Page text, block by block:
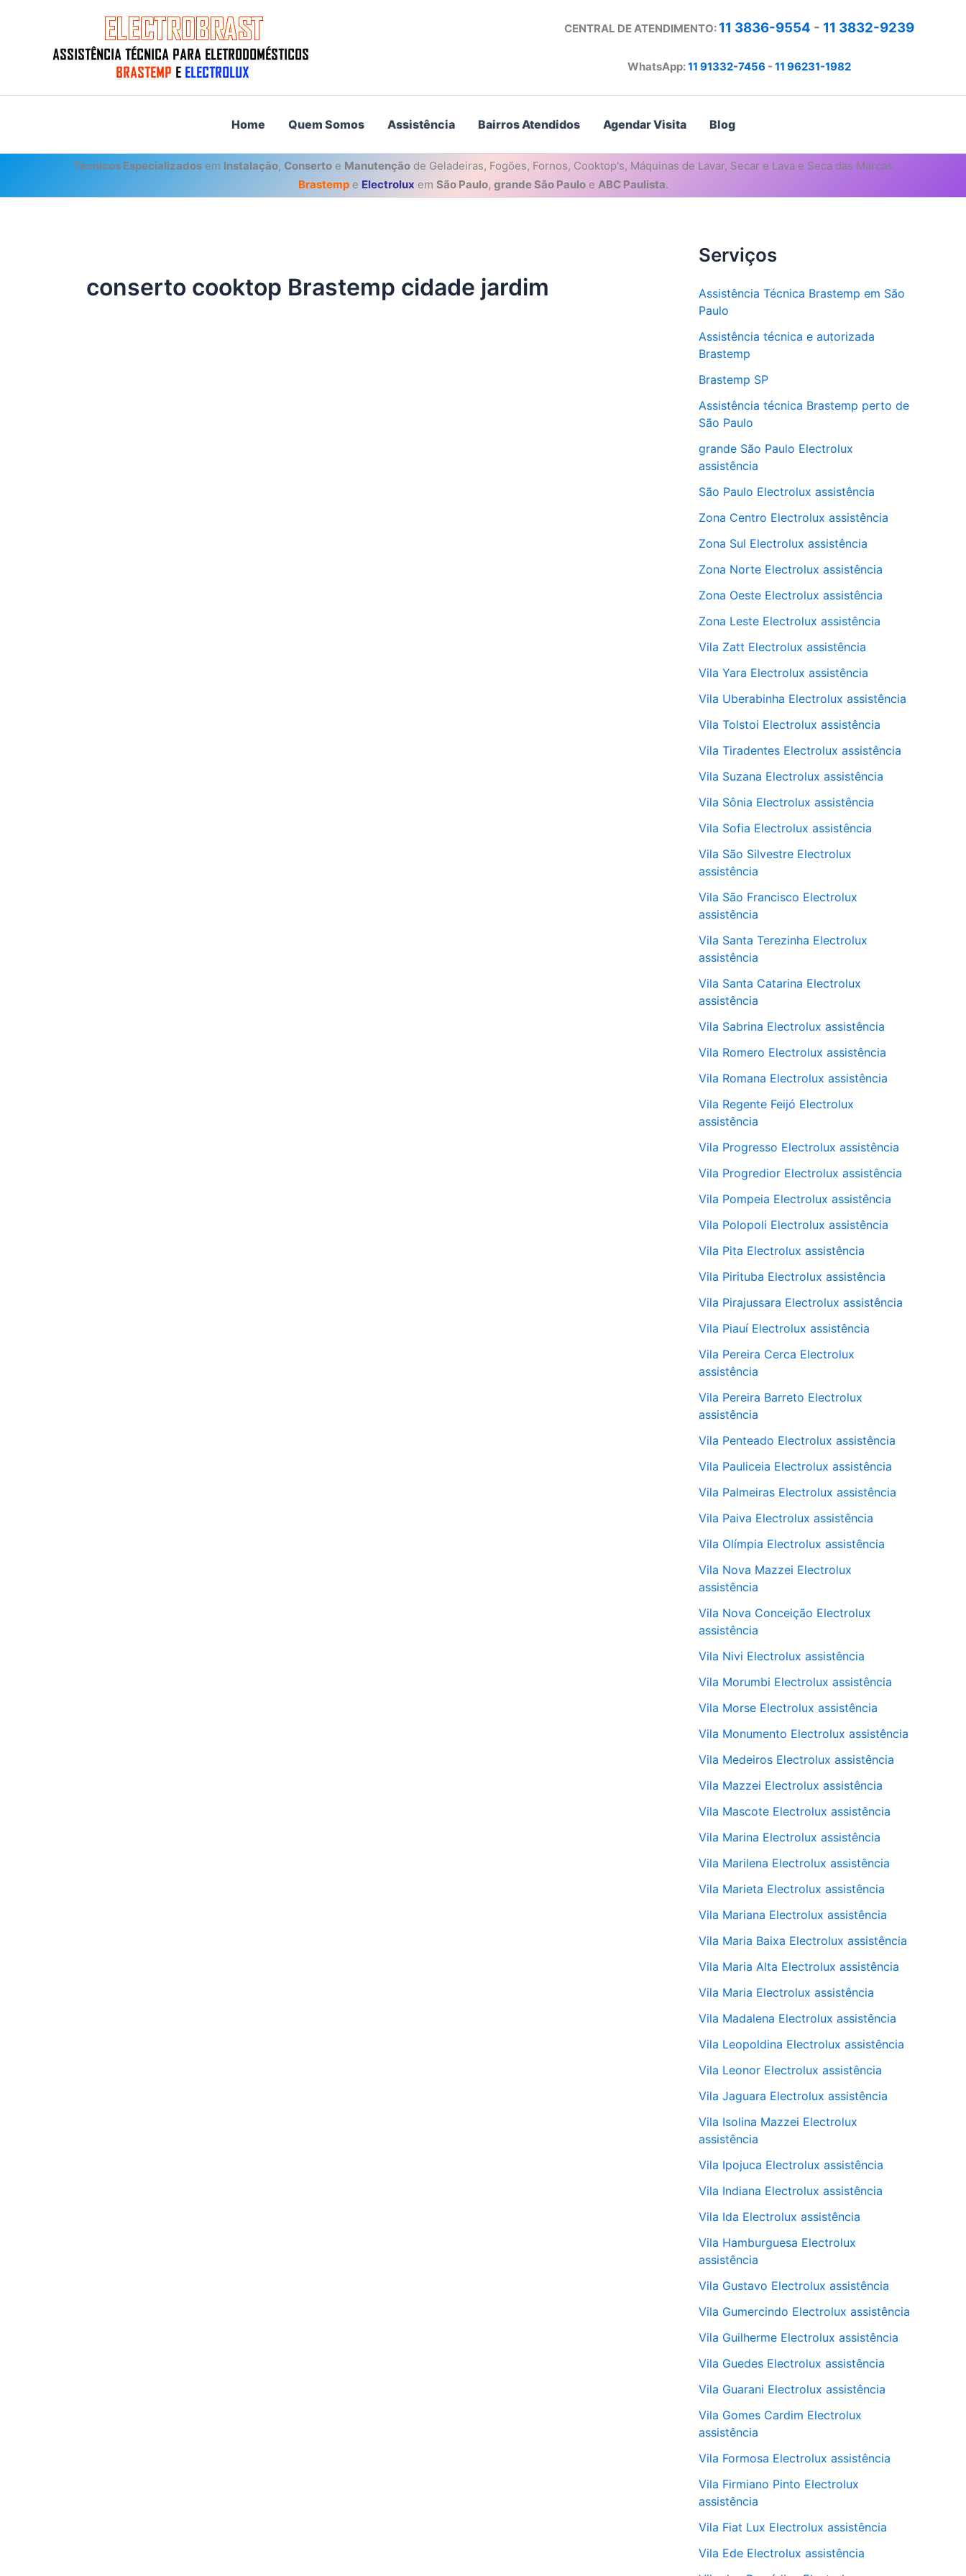
CENTRAL DE ATENDIMENTO: 11 3836-9554 - 11 3832-9239
WhatsApp:11 91332-7456 - 11 96231-1982
Home Quem Somos Assistência Bairros Atendidos Agendar Visita Blog
Técnicos Especializados em Instalação, Conserto e Manutenção de Geladeiras, Fogões, Fornos, Cooktop's, Máquinas de Lavar, Secar e Lava e Seca das Marcas
Brastempe Electrolux em São Paulo, grande São Pauloe ABC Paulista.
conserto cooktop Brastemp cidade jardim
Serviços
Assistência Técnica Brastemp em São
Paulo
Assistência técnica e autorizada
Brastemp
Brastemp SP
Assistência técnica Brastemp perto de
São Paulo
grande São Paulo Electrolux
assistência
São Paulo Electrolux assistência
Zona Centro Electrolux assistência
Zona Sul Electrolux assistência
Zona Norte Electrolux assistência
Zona Oeste Electrolux assistência
Zona Leste Electrolux assistência
Vila Zatt Electrolux assistência
Vila Yara Electrolux assistência
Vila Uberabinha Electrolux assistência
Vila Tolstoi Electrolux assistência
Vila Tiradentes Electrolux assistência
Vila Suzana Electrolux assistência
Vila Sônia Electrolux assistência
Vila Sofia Electrolux assistência
Vila São Silvestre Electrolux
assistência
Vila São Francisco Electrolux
assistência
Vila Santa Terezinha Electrolux
assistência
Vila Santa Catarina Electrolux
assistência
Vila Sabrina Electrolux assistência
Vila Romero Electrolux assistência
Vila Romana Electrolux assistência
Vila Regente Feijó Electrolux
assistência
Vila Progresso Electrolux assistência
Vila Progredior Electrolux assistência
Vila Pompeia Electrolux assistência
Vila Polopoli Electrolux assistência
Vila Pita Electrolux assistência
Vila Pirituba Electrolux assistência
Vila Pirajussara Electrolux assistência
Vila Piauí Electrolux assistência
Vila Pereira Cerca Electrolux
assistência
Vila Pereira Barreto Electrolux
assistência
Vila Penteado Electrolux assistência
Vila Pauliceia Electrolux assistência
Vila Palmeiras Electrolux assistência
Vila Paiva Electrolux assistência
Vila Olímpia Electrolux assistência
Vila Nova Mazzei Electrolux
assistência
Vila Nova Conceição Electrolux
assistência
Vila Nivi Electrolux assistência
Vila Morumbi Electrolux assistência
Vila Morse Electrolux assistência
Vila Monumento Electrolux assistência
Vila Medeiros Electrolux assistência
Vila Mazzei Electrolux assistência
Vila Mascote Electrolux assistência
Vila Marina Electrolux assistência
Vila Marilena Electrolux assistência
Vila Marieta Electrolux assistência
Vila Mariana Electrolux assistência
Vila Maria Baixa Electrolux assistência
Vila Maria Alta Electrolux assistência
Vila Maria Electrolux assistência
Vila Madalena Electrolux assistência
Vila Leopoldina Electrolux assistência
Vila Leonor Electrolux assistência
Vila Jaguara Electrolux assistência
Vila Isolina Mazzei Electrolux
assistência
Vila Ipojuca Electrolux assistência
Vila Indiana Electrolux assistência
Vila Ida Electrolux assistência
Vila Hamburguesa Electrolux
assistência
Vila Gustavo Electrolux assistência
Vila Gumercindo Electrolux assistência
Vila Guilherme Electrolux assistência
Vila Guedes Electrolux assistência
Vila Guarani Electrolux assistência
Vila Gomes Cardim Electrolux
assistência
Vila Formosa Electrolux assistência
Vila Firmiano Pinto Electrolux
assistência
Vila Fiat Lux Electrolux assistência
Vila Ede Electrolux assistência